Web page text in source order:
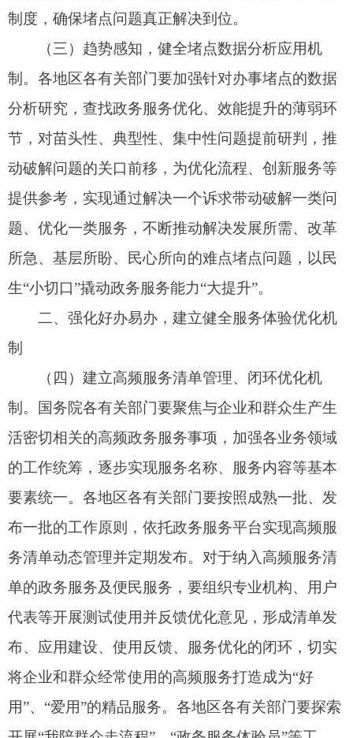
活密切相关的高频政务服务事项，加强各业务领域
的工作统筹，逐步实现服务名称、服务内容等基本
务清单动态管理并定期发布。对于纳入高频服务清
单的政务服务及便民服务，要组织专业机构、用户
代表等开展测试使用并反馈优化意见，形成清单发
布、应用建设、使用反馈、服务优化的闭环，切实
开展“我陪群众走流程”、“政务服务体验员”等工
作，邀请企业和群众体验政务服务，鼓励政务服务
部门负责同志走进政务大厅、登录办事平台，看政
策“懂不懂”、流程“通不通”、服务“优不优”、体
化政务服务平台持续推动更多跨部门、跨层级“一件
事一次办”，扩大“跨省通办”、“区域通办”范围，实
现更多服务异地能办、就近可办。鼓励推广延时、
错峰、“周末不打烊”等服务模式，满足群众差异化
体化政务服务平台，探索利用大数据、人工智能、
区块链等新技术，分析预判企业和群众办事需求，
通过智能问答、智能预审、智能导办等方式，建设
企业服务空间和个人服务空间，提供智能化、个性
推进各类卡、码、证承载的数据互通和服务融合，